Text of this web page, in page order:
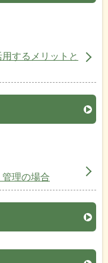
するメリットと
管理の場合